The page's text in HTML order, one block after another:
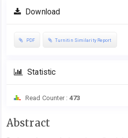
Download
PDF Turnitin Similarity Report
Statistic
Read Counter : 473
Main
Abstract